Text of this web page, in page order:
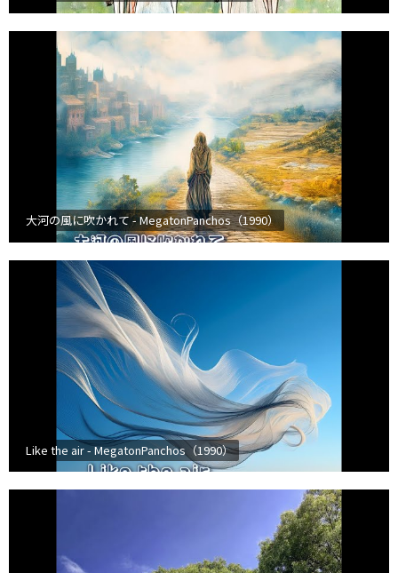
大河の風に吹かれて - MegatonPanchos（1990）
Like the air - MegatonPanchos（1990）